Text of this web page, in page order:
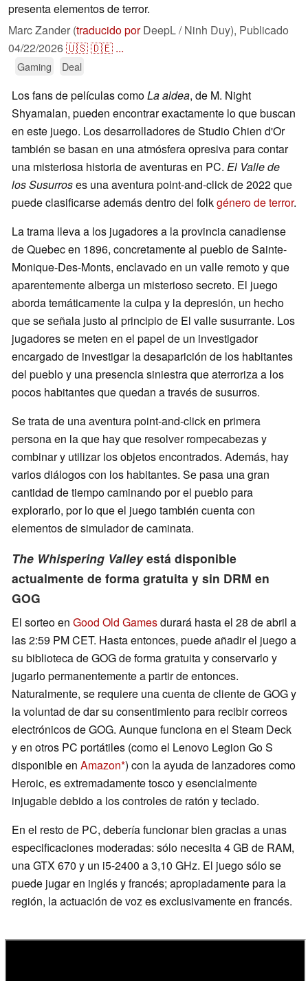
presenta elementos de terror.
Marc Zander (traducido porDeepL / Ninh Duy), Publicado
04/22/2026🇺🇸🇩🇪 ...
Gaming Deal
Los fans de películas comoLa aldea, de M. Night
Shyamalan, pueden encontrar exactamente lo que buscan
en este juego. Los desarrolladores de Studio Chien d'Or
también se basan en una atmósfera opresiva para contar
una misteriosa historia de aventuras en PC. El Valle de
los Susurroses una aventura point-and-click de 2022 que
puede clasificarse además dentro del folkgénero de terror.
La trama lleva a los jugadores a la provincia canadiense
de Quebec en 1896, concretamente al pueblo de Sainte-
Monique-Des-Monts, enclavado en un valle remoto y que
aparentemente alberga un misterioso secreto. El juego
aborda temáticamente la culpa y la depresión, un hecho
que se señala justo al principio de El valle susurrante. Los
jugadores se meten en el papel de un investigador
encargado de investigar la desaparición de los habitantes
del pueblo y una presencia siniestra que aterroriza a los
pocos habitantes que quedan a través de susurros.
Se trata de una aventura point-and-click en primera
persona en la que hay que resolver rompecabezas y
combinar y utilizar los objetos encontrados. Además, hay
varios diálogos con los habitantes. Se pasa una gran
cantidad de tiempo caminando por el pueblo para
explorarlo, por lo que el juego también cuenta con
elementos de simulador de caminata.
The Whispering Valleyestá disponible
actualmente de forma gratuita y sin DRM en
GOG
El sorteo en Good Old Gamesdurará hasta el 28 de abril a
las 2:59 PM CET. Hasta entonces, puede añadir el juego a
su biblioteca de GOG de forma gratuita y conservarlo y
jugarlo permanentemente a partir de entonces.
Naturalmente, se requiere una cuenta de cliente de GOG y
la voluntad de dar su consentimiento para recibir correos
electrónicos de GOG. Aunque funciona en el Steam Deck
y en otros PC portátiles (como el Lenovo Legion Go S
disponible en Amazon ) con la ayuda de lanzadores como
Heroic, es extremadamente tosco y esencialmente
injugable debido a los controles de ratón y teclado.
En el resto de PC, debería funcionar bien gracias a unas
especificaciones moderadas: sólo necesita 4 GB de RAM,
una GTX 670 y un i5-2400 a 3,10 GHz. El juego sólo se
puede jugar en inglés y francés; apropiadamente para la
región, la actuación de voz es exclusivamente en francés.